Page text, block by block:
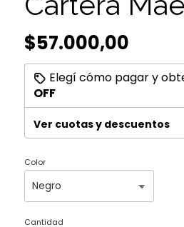
$57.000,00
Elegí cómo pagar y
OFF
Ver cuotas y descuentos
Color
Cantidad